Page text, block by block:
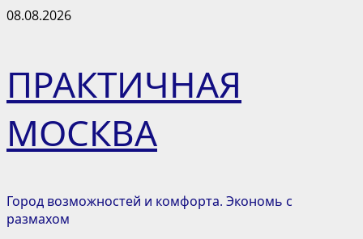
Перейти
08.08.2026
ПРАКТИЧНАЯ
МОСКВА
Город возможностей и комфорта. Экономь с
размахом